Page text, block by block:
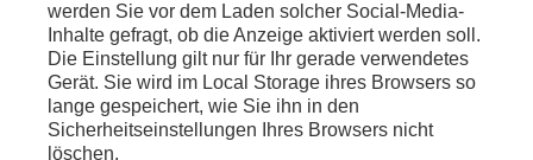
werden Sie vor dem Laden solcher Social-Media-
Inhalte gefragt, ob die Anzeige aktiviert werden soll.
Die Einstellung gilt nur für Ihr gerade verwendetes
Gerät. Sie wird im Local Storage ihres Browsers so
lange gespeichert, wie Sie ihn in den
Sicherheitseinstellungen Ihres Browsers nicht
löschen.